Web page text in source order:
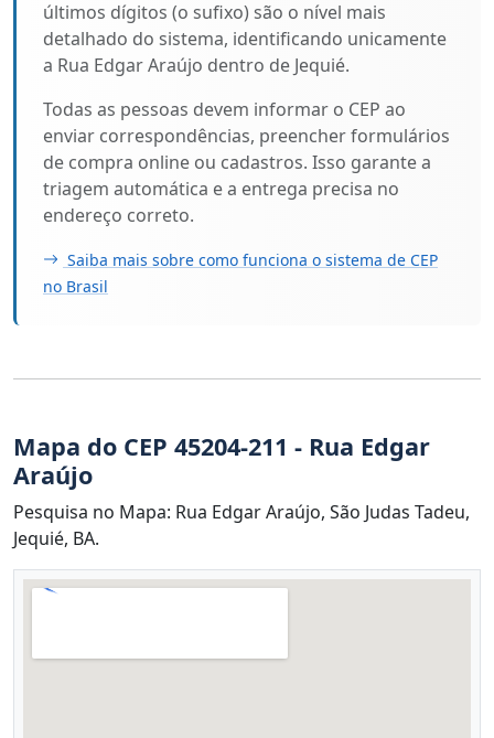
últimos dígitos (o sufixo) são o nível mais
detalhado do sistema, identificando unicamente
a Rua Edgar Araújo dentro de Jequié.
Todas as pessoas devem informar o CEP ao
enviar correspondências, preencher formulários
de compra online ou cadastros. Isso garante a
triagem automática e a entrega precisa no
endereço correto.
Saiba mais sobre como funciona o sistema de CEP
no Brasil
Mapa do CEP 45204-211 - Rua Edgar
Araújo
Pesquisa no Mapa: Rua Edgar Araújo, São Judas Tadeu,
Jequié, BA.